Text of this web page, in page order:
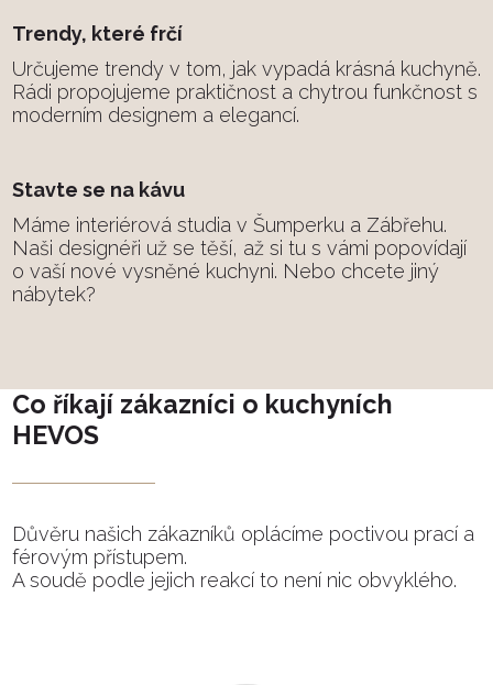
Trendy, které frčí
Určujeme trendy v tom, jak vypadá krásná kuchyně.
Rádi propojujeme praktičnost a chytrou funkčnost s
moderním designem a elegancí.
Stavte se na kávu
Máme interiérová studia v Šumperku a Zábřehu.
Naši designéři už se těší, až si tu s vámi popovídají
o vaší nové vysněné kuchyni. Nebo chcete jiný
nábytek?
Co říkají zákazníci o kuchyních
HEVOS
Důvěru našich zákazníků oplácíme poctivou prací a
férovým přístupem.
A soudě podle jejich reakcí to není nic obvyklého.